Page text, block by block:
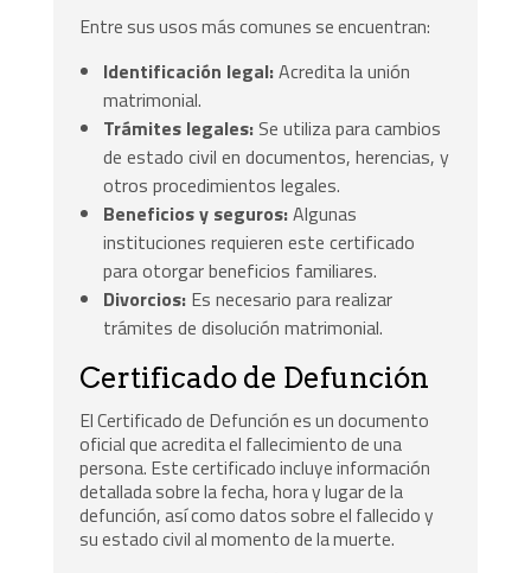
Entre sus usos más comunes se encuentran:
Identificación legal:Acredita la unión
matrimonial.
Trámites legales: Se utiliza para cambios
de estado civil en documentos, herencias, y
otros procedimientos legales.
Beneficios y seguros:Algunas
instituciones requieren este certificado
para otorgar beneficios familiares.
Divorcios: Es necesario para realizar
trámites de disolución matrimonial.
Certificado de Defunción
El Certificado de Defunción es un documento
oficial que acredita el fallecimiento de una
persona. Este certificado incluye información
detallada sobre la fecha, hora y lugar de la
defunción, así como datos sobre el fallecido y
su estado civil al momento de la muerte.